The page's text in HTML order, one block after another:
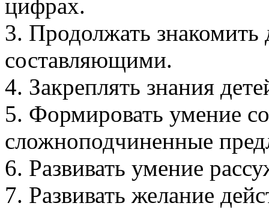
цифрах.
3. Продолжать знакомить
составляющими.
4. Закреплять знания
5. Формировать умение
сложноподчиненные
6. Развивать умение
7. Развивать желание